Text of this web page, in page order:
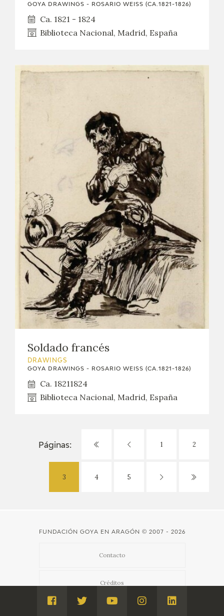
GOYA DRAWINGS - ROSARIO WEISS (CA.1821-1826)
Ca. 1821 - 1824
Biblioteca Nacional, Madrid, España
Soldado francés
DRAWINGS
GOYA DRAWINGS - ROSARIO WEISS (CA.1821-1826)
Ca. 18211824
Biblioteca Nacional, Madrid, España
Páginas: 1 2
3 4 5
FUNDACIÓN GOYA EN ARAGÓN © 2007 - 2026
Contacto
Créditos
Visita
Visita
Visita
Visita
Visita